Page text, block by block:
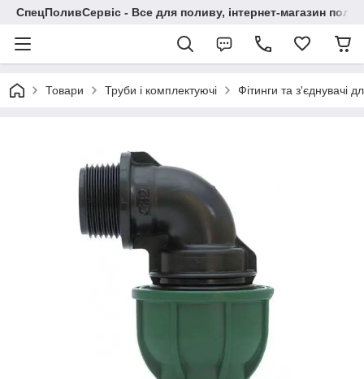
СпецПоливСервіс - Все для поливу, інтернет-магазин
Товари Труби і комплектуючі Фітинги та з'єднувачі